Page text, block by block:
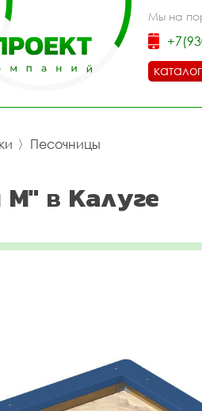
Мы на
〉 Песочницы
в Калуге